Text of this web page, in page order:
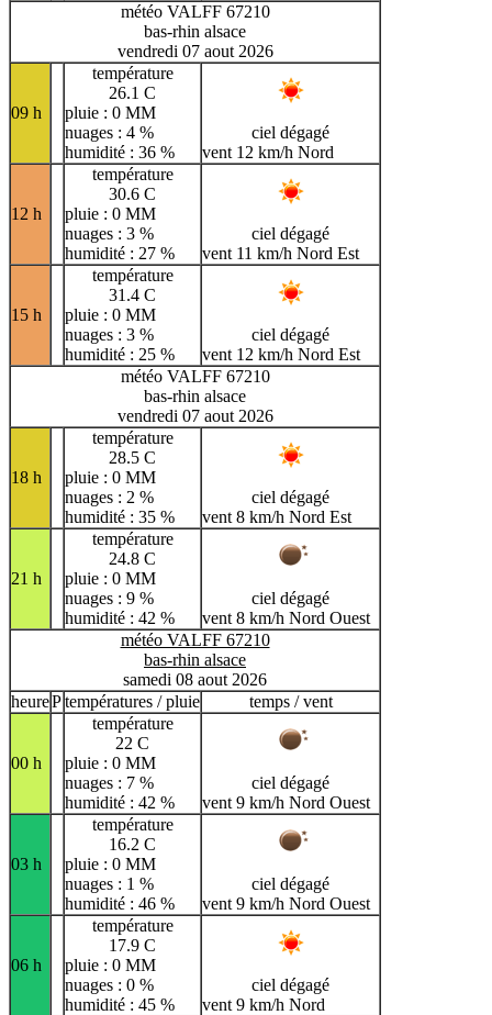
météo VALFF 67210
bas-rhin alsace
vendredi 07 aout 2026
09 h
température
26.1 C
pluie : 0 MM
nuages : 4 %
humidité : 36 %
ciel dégagé
vent 12 km/h Nord
12 h
température
30.6 C
pluie : 0 MM
nuages : 3 %
humidité : 27 %
ciel dégagé
vent 11 km/h Nord Est
15 h
température
31.4 C
pluie : 0 MM
nuages : 3 %
humidité : 25 %
ciel dégagé
vent 12 km/h Nord Est
météo VALFF 67210
bas-rhin alsace
vendredi 07 aout 2026
18 h
température
28.5 C
pluie : 0 MM
nuages : 2 %
humidité : 35 %
ciel dégagé
vent 8 km/h Nord Est
21 h
température
24.8 C
pluie : 0 MM
nuages : 9 %
humidité : 42 %
ciel dégagé
vent 8 km/h Nord Ouest
météo VALFF 67210
bas-rhin alsace
samedi 08 aout 2026
heurePtempératures / pluie temps / vent
00 h
température
22 C
pluie : 0 MM
nuages : 7 %
humidité : 42 %
ciel dégagé
vent 9 km/h Nord Ouest
03 h
température
16.2 C
pluie : 0 MM
nuages : 1 %
humidité : 46 %
ciel dégagé
vent 9 km/h Nord Ouest
06 h
température
17.9 C
pluie : 0 MM
nuages : 0 %
humidité : 45 %
ciel dégagé
vent 9 km/h Nord